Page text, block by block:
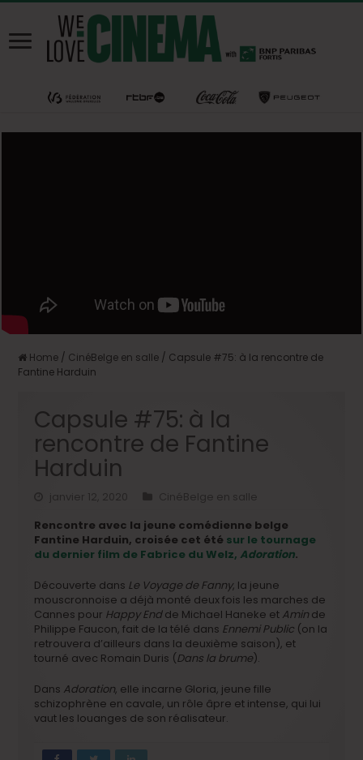
Home / CinéBelge en salle / Capsule #75: à la rencontre de
Fantine Harduin
Capsule #75: à la
rencontre de Fantine
Harduin
janvier 12, 2020
CinéBelge en salle
Rencontre avec la jeune comédienne belge
Fantine Harduin, croisée cet été sur le tournage
du dernier film de Fabrice du Welz,Adoration.
Découverte dans Le Voyage de Fanny, la jeune
mouscronnoise a déjà monté deux fois les marches de
Cannes pour Happy Endde Michael Haneke et Amin de
Philippe Faucon, fait de la télé dans Ennemi Public (on la
retrouvera d’ailleurs dans la deuxième saison), et
tourné avec Romain Duris (Dans la brume).
Dans Adoration, elle incarne Gloria, jeune fille
schizophrène en cavale, un rôle âpre et intense, qui lui
vaut les louanges de son réalisateur.